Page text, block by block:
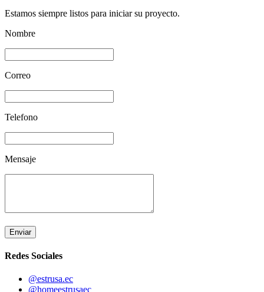
Estamos siempre listos para iniciar su proyecto.
Nombre
Correo
Telefono
Mensaje
Enviar
Redes Sociales
@estrusa.ec
@homeestrusaec